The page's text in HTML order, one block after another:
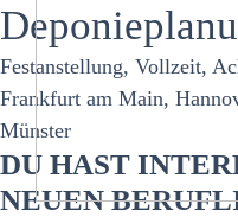
Festanstellung, Vollzeit,
Frankfurt am Main,
Münster
DU HAST
NEUEN